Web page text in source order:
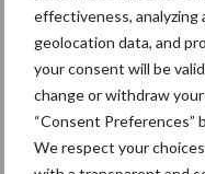
effectiveness,
geolocation data, and
your consent will be
change or withdraw
“Consent
We respect your
Bedrijfsnieuws